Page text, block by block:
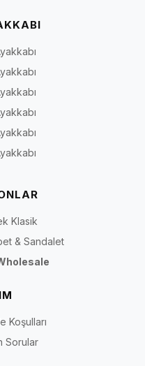
Klasik
& Sandalet
Koşulları
Sorular